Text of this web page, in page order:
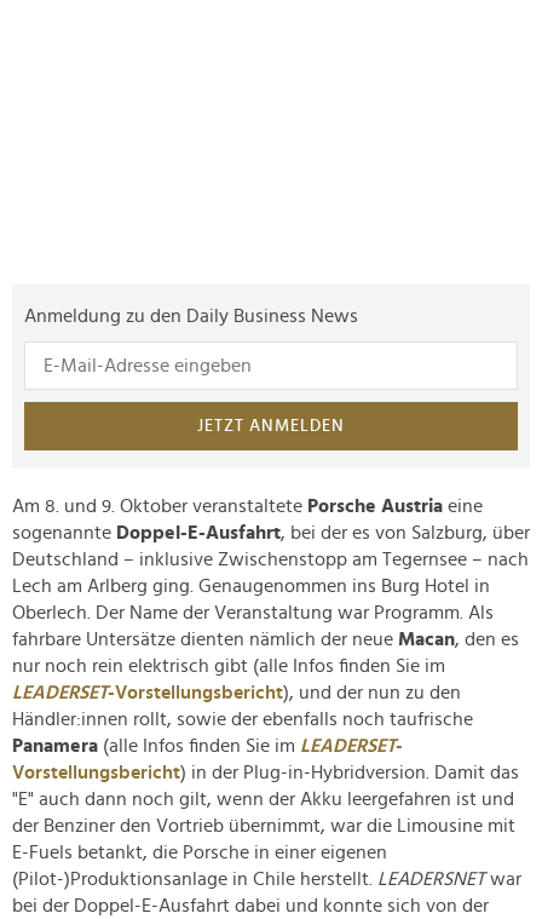
Anmeldung zu den Daily Business News
JETZT ANMELDEN
Am 8. und 9. Oktober veranstaltete Porsche Austria eine
sogenannte Doppel-E-Ausfahrt, bei der es von Salzburg, über
Deutschland – inklusive Zwischenstopp am Tegernsee – nach
Lech am Arlberg ging. Genaugenommen ins Burg Hotel in
Oberlech. Der Name der Veranstaltung war Programm. Als
fahrbare Untersätze dienten nämlich der neue Macan, den es
nur noch rein elektrisch gibt (alle Infos finden Sie im
LEADERSET-Vorstellungsbericht), und der nun zu den
Händler:innen rollt, sowie der ebenfalls noch taufrische
Panamera (alle Infos finden Sie im LEADERSET-
Vorstellungsbericht) in der Plug-in-Hybridversion. Damit das
"E" auch dann noch gilt, wenn der Akku leergefahren ist und
der Benziner den Vortrieb übernimmt, war die Limousine mit
E-Fuels betankt, die Porsche in einer eigenen
(Pilot-)Produktionsanlage in Chile herstellt. LEADERSNETwar
bei der Doppel-E-Ausfahrt dabei und konnte sich von der